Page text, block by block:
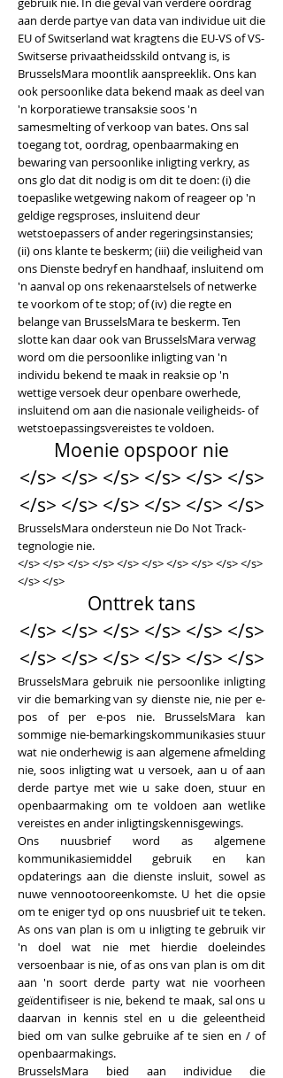
aan derde partye van data van individue uit die
EU of Switserland wat kragtens die EU-VS of VS-
Switserse privaatheidsskild ontvang is, is
BrusselsMara moontlik aanspreeklik. Ons kan
ook persoonlike data bekend maak as deel van
'n korporatiewe transaksie soos 'n
samesmelting of verkoop van bates. Ons sal
toegang tot, oordrag, openbaarmaking en
bewaring van persoonlike inligting verkry, as
ons glo dat dit nodig is om dit te doen: (i) die
toepaslike wetgewing nakom of reageer op 'n
geldige regsproses, insluitend deur
wetstoepassers of ander regeringsinstansies;
(ii) ons klante te beskerm; (iii) die veiligheid van
ons Dienste bedryf en handhaaf, insluitend om
'n aanval op ons rekenaarstelsels of netwerke
te voorkom of te stop; of (iv) die regte en
belange van BrusselsMara te beskerm. Ten
slotte kan daar ook van BrusselsMara verwag
word om die persoonlike inligting van 'n
individu bekend te maak in reaksie op 'n
wettige versoek deur openbare owerhede,
insluitend om aan die nasionale veiligheids- of
wetstoepassingsvereistes te voldoen.
Moenie opspoor nie
</s> </s> </s> </s> </s> </s>
</s> </s> </s> </s> </s> </s>
BrusselsMara ondersteun nie Do Not Track-
tegnologie nie.
</s> </s> </s> </s> </s> </s> </s> </s> </s> </s>
</s> </s>
Onttrek tans
</s> </s> </s> </s> </s> </s>
</s> </s> </s> </s> </s> </s>
BrusselsMara gebruik nie persoonlike inligting
vir die bemarking van sy dienste nie, nie per e-
pos of per e-pos nie. BrusselsMara kan
sommige nie-bemarkingskommunikasies stuur
wat nie onderhewig is aan algemene afmelding
nie, soos inligting wat u versoek, aan u of aan
derde partye met wie u sake doen, stuur en
openbaarmaking om te voldoen aan wetlike
vereistes en ander inligtingskennisgewings.
Ons nuusbrief word as algemene
kommunikasiemiddel gebruik en kan
opdaterings aan die dienste insluit, sowel as
nuwe vennootooreenkomste. U het die opsie
om te eniger tyd op ons nuusbrief uit te teken.
As ons van plan is om u inligting te gebruik vir
'n doel wat nie met hierdie doeleindes
versoenbaar is nie, of as ons van plan is om dit
aan 'n soort derde party wat nie voorheen
geïdentifiseer is nie, bekend te maak, sal ons u
daarvan in kennis stel en u die geleentheid
bied om van sulke gebruike af te sien en / of
openbaarmakings.
BrusselsMara bied aan individue die